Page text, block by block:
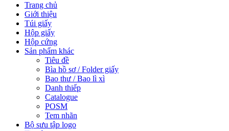
Trang chủ
Giới thiệu
Túi giấy
Hộp giấy
Hộp cứng
Sản phẩm khác
Tiêu đề
Bìa hồ sơ / Folder giấy
Bao thư / Bao lì xì
Danh thiếp
Catalogue
POSM
Tem nhãn
Bộ sưu tập logo